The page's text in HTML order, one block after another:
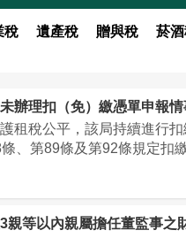
稅 遺產稅 贈與稅 菸
租稅公平，該局持續進行
、第89條及第92條規定扣
親等以內親屬擔任董監事之